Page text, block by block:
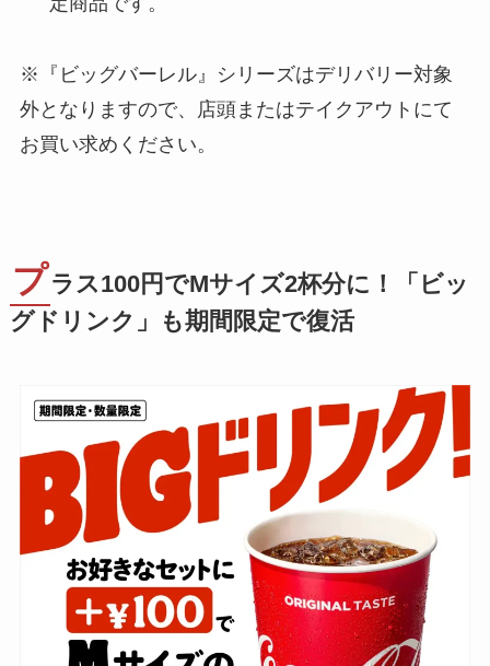
※『ビッグバーレル』シリーズはデリバリー対象
外となりますので、店頭またはテイクアウトにて
お買い求めください。
プラス100円でMサイズ2杯分に！「ビッ
グドリンク」も期間限定で復活